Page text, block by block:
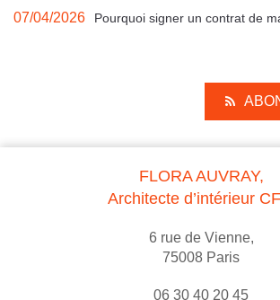
07/04/2026 Pourquoi signer un contrat de
FLORA AUVRAY,
Architecte d’intérieur
6 rue de Vienne,
75008 Paris
06 30 40 20 45